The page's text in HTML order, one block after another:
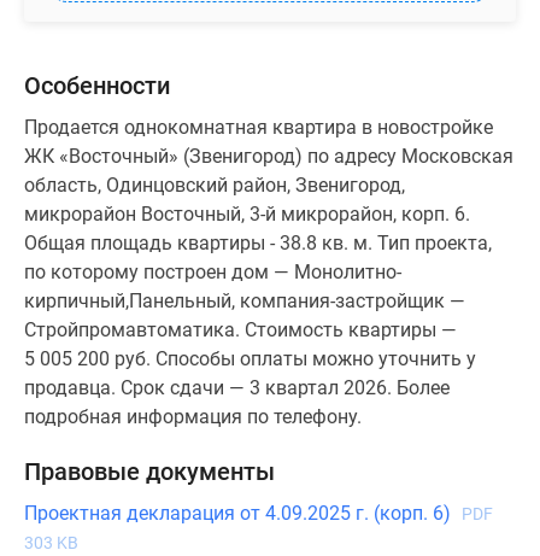
Особенности
Продается однокомнатная квартира в новостройке
ЖК «Восточный» (Звенигород) по адресу Московская
область, Одинцовский район, Звенигород,
микрорайон Восточный, 3-й микрорайон, корп. 6.
Общая площадь квартиры - 38.8 кв. м. Тип проекта,
по которому построен дом — Монолитно-
кирпичный,Панельный, компания-застройщик —
Стройпромавтоматика. Стоимость квартиры —
5 005 200 руб. Способы оплаты можно уточнить у
продавца. Срок сдачи — 3 квартал 2026. Более
подробная информация по телефону.
Правовые документы
Проектная декларация от 4.09.2025 г. (корп. 6)
PDF
303 KB